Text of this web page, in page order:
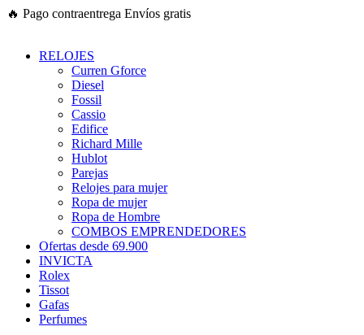
Ir
🔥 Pago contraentrega Envíos gratis
RELOJES
Curren Gforce
Diesel
Fossil
Cassio
Edifice
Richard Mille
Hublot
Parejas
Relojes para mujer
Ropa de mujer
Ropa de Hombre
COMBOS EMPRENDEDORES
Ofertas desde 69.900
INVICTA
Rolex
Tissot
Gafas
Perfumes